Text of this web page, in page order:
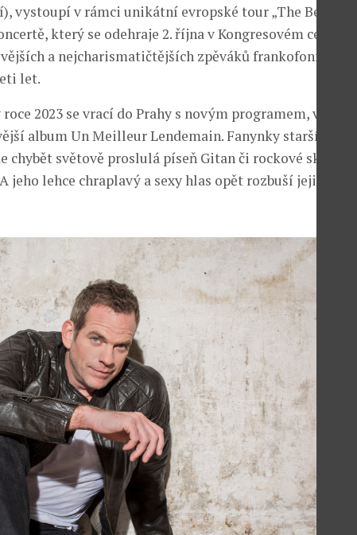
vystoupí v rámci unikátní evropské tour „The Best Of“
který se odehraje 2. října v Kongresovém centru.
a nejcharismatičtějších zpěváků frankofonního
let.
2023 se vrací do Prahy s novým programem, v jehož
album Un Meilleur Lendemain. Fanynky starších hitů
chybět světově proslulá píseň Gitan či rockové skladby z
jeho lehce chraplavý a sexy hlas opět rozbuší jejich